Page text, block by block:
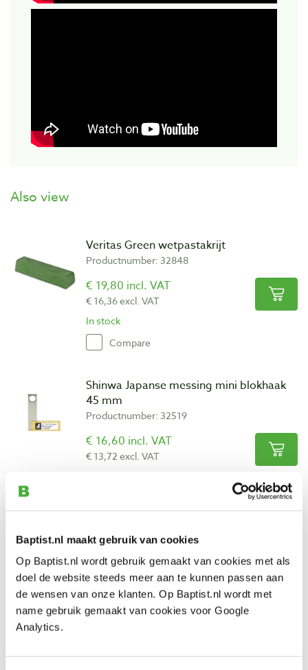
Baptist.nl maakt gebruik van cookies
Op Baptist.nl wordt gebruik gemaakt van cookies met als
doel de website steeds meer aan te kunnen passen aan
de wensen van onze klanten. Op Baptist.nl wordt met
name gebruik gemaakt van cookies voor Google
Analytics.
Also view
Veritas Green wetpastakrijt
Productnumber: 32848
€ 19,80 incl. VAT
€ 16,36 excl. VAT
In stock
Compare
Shinwa Japanse messing mini blokhaak
45 mm
Productnumber: 32519
€ 16,60 incl. VAT
€ 13,72 excl. VAT
Veritas snijhoekmeter 15°-45°
Productnumber: 22606
€ 18,00 incl. VAT
€ 14,88 excl. VAT
In stock